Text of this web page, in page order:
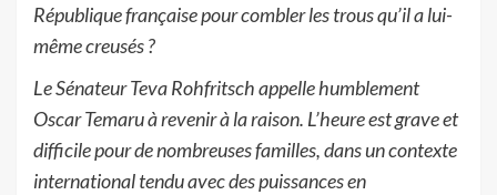
République française pour combler lestrous qu’il a lui-
même creusés ?
Le Sénateur Teva Rohfritsch appelle humblement
Oscar Temaru à revenir à laraison. L’heureestgraveet
difficilepourde nombreuses familles, dans uncontexte
international tendu avec des puissances en